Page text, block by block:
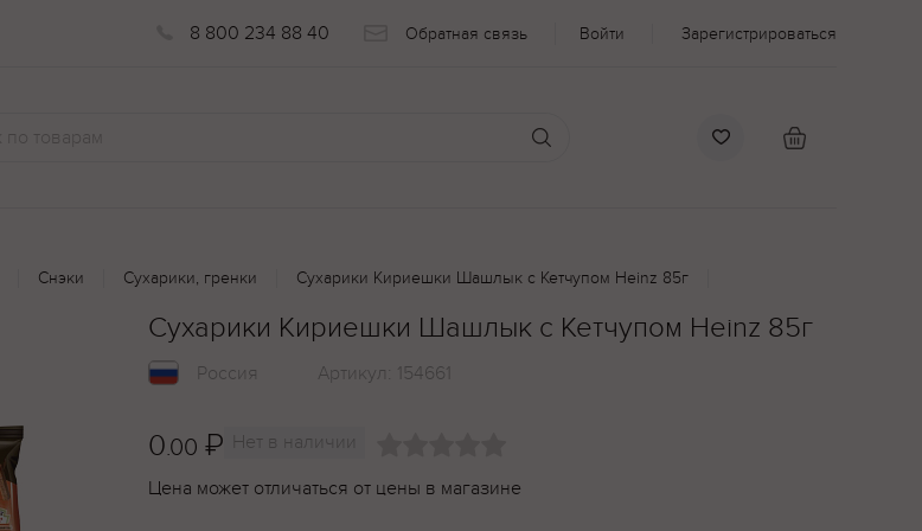
8 800 234 88 40 Обратная связь Войти Зарегистрироваться
Снэки Сухарики, гренки Сухарики Кириешки Шашлык с Кетчупом Heinz 85г
Сухарики Кириешки Шашлык с Кетчупом Heinz 85г
Россия Артикул: 154661
0.00 ₽ Нет в наличии
Цена может отличаться от цены в магазине